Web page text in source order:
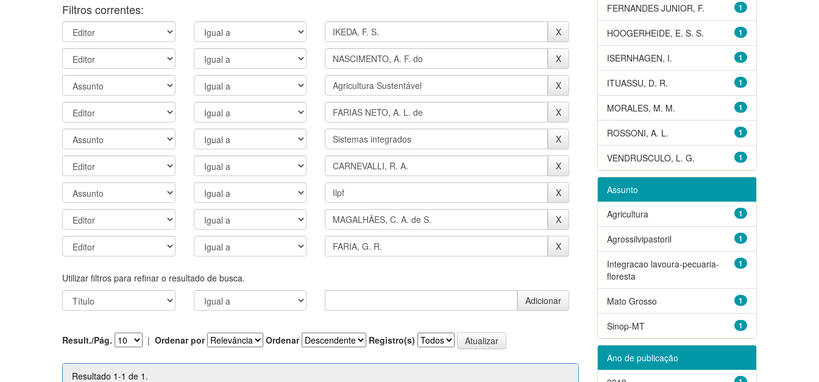
Filtros correntes:
Utilizar filtros para refinar o resultado de busca.
Result./Pág. | Ordenar por Ordenar Registro(s)
Resultado 1-1 de 1.
1
FERNANDES JUNIOR, F.
1
HOOGERHEIDE, E. S. S.
1
ISERNHAGEN, I.
1
ITUASSU, D. R.
1
MORALES, M. M.
1
ROSSONI, A. L.
1
VENDRUSCULO, L. G.
Assunto
1
Agricultura
1
Agrossilvipastoril
1
Integracao lavoura-pecuaria-
floresta
1
Mato Grosso
1
Sinop-MT
Ano de publicação